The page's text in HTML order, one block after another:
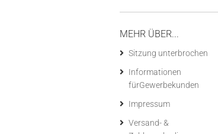
MEHR ÜBER...
Sitzung unterbrochen
Informationen
fürGewerbekunden
Impressum
Versand- &